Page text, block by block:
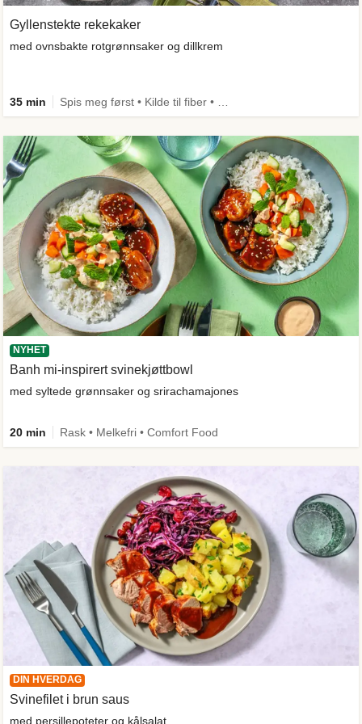
DIN HVERDAG
Svinefilet i brun saus
med persillepoteter og kålsalat
Gyllenstekte rekekaker
med ovnsbakte rotgrønnsaker og dillkrem
35 min
NYHET
Banh mi-inspirert svinekjøttbowl
med syltede grønnsaker og srirachamajones
20 min Rask • Melkefri • Comfort Food